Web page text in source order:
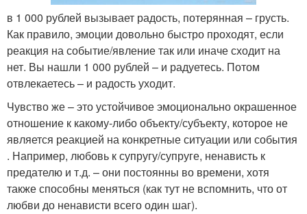
в 1 000 рублей вызывает радость, потерянная – грусть.
Как правило, эмоции довольно быстро проходят, если
реакция на событие/явление так или иначе сходит на
нет. Вы нашли 1 000 рублей – и радуетесь. Потом
отвлекаетесь – и радость уходит.
Чувство же – это устойчивое эмоционально окрашенное
отношение к какому-либо объекту/субъекту, которое не
является реакцией на конкретные ситуации или события
. Например, любовь к супругу/супруге, ненависть к
предателю и т.д. – они постоянны во времени, хотя
также способны меняться (как тут не вспомнить, что от
любви до ненависти всего один шаг).